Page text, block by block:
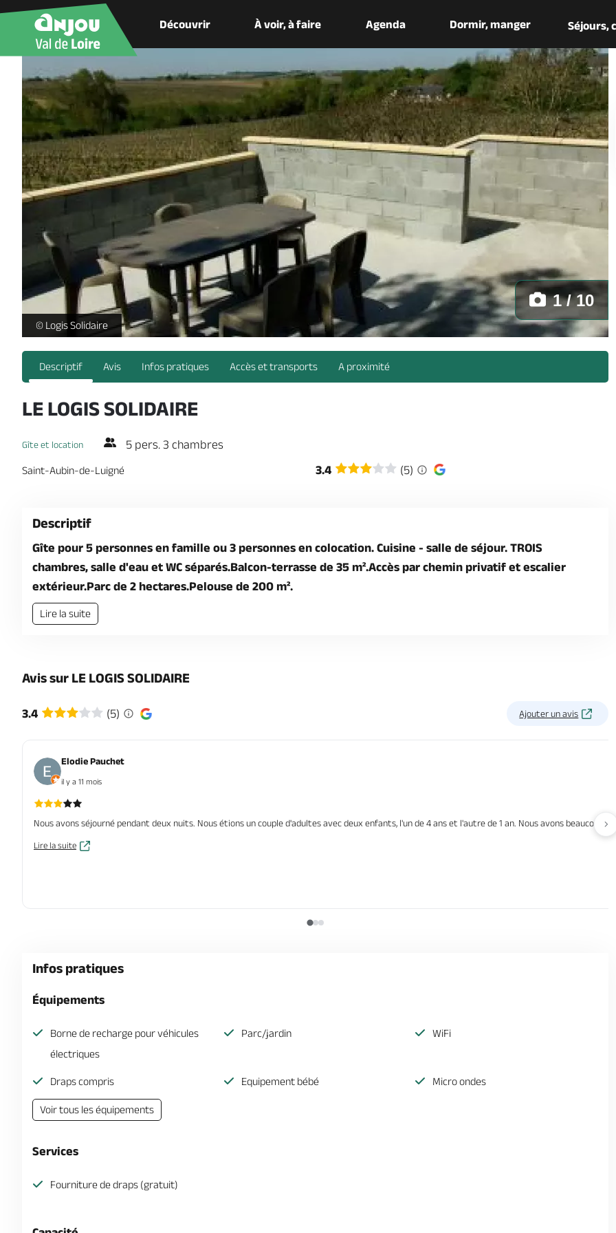
Découvrir À voir, à faire Agenda Dormir, manger Séjours,
Logis-Solidaire-la terrasse -
© Logis Solidaire
1 / 10
Descriptif Avis Infos pratiques Accès et transports A proximité
LE LOGIS SOLIDAIRE
Gîte et location 5 pers. 3 chambres
Saint-Aubin-de-Luigné 3.4 (5)
Descriptif
Gîte pour 5 personnes en famille ou 3 personnes en colocation. Cuisine - salle de séjour. TROIS
chambres, salle d'eau et WC séparés.Balcon-terrasse de 35 m².Accès par chemin privatif et escalier
extérieur.Parc de 2 hectares.Pelouse de 200 m².
Lire la suite
Avis sur LE LOGIS SOLIDAIRE
3.4 (5) Ajouter un avis
Elodie Pauchet
il y a 11 mois
Nous avons séjourné pendant deux nuits. Nous étions un couple d'adultes avec deux enfants, l'un de 4 ans et l'autre de 1 an. Nous avons
Lire la suite
Infos pratiques
Équipements
Borne de recharge pour véhicules
électriques
Parc/jardin WiFi
Draps compris Equipement bébé Micro ondes
Voir tous les équipements
Services
Fourniture de draps (gratuit)